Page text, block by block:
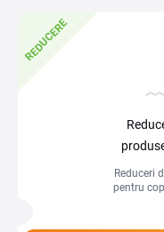
REDUCERE
Reduceri
pentru